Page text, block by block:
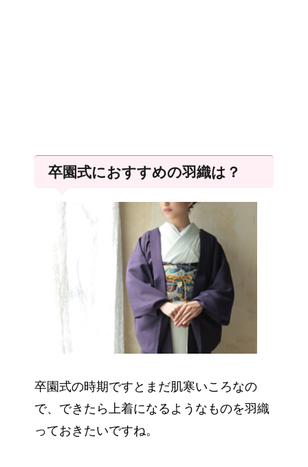
卒園式におすすめの羽織は？
卒園式の時期ですとまだ肌寒いころなの
で、できたら上着になるようなものを羽織
っておきたいですね。